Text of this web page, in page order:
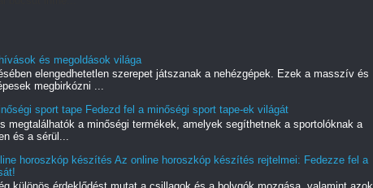
és megoldások világa
elengedhetetlen szerepet játszanak a nehézgépek. Ezek a masszív és
megbirkózni ...
sport tape Fedezd fel a minőségi sport tape-ek világát
megtalálhatók a minőségi termékek, amelyek segíthetnek a sportolóknak a
és a sérül...
horoszkóp készítés Az online horoszkóp készítés rejtelmei: Fedezze fel a